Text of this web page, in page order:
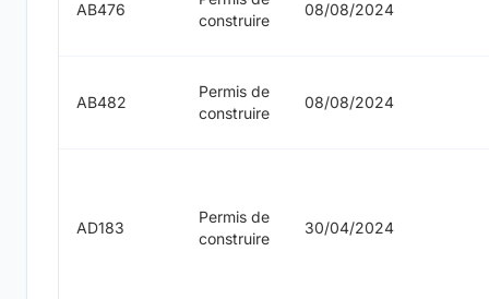
AB476
construire
08/08/2024
AB482
Permis de
construire
08/08/2024
AD183
Permis de
construire
30/04/2024